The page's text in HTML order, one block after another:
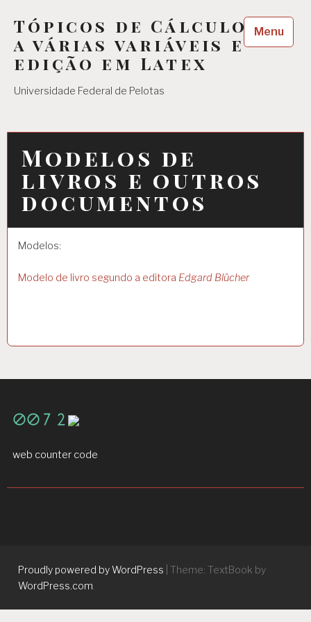
content
Tópicos de Cálculo
a várias variáveis e
edição em Latex
Universidade Federal de Pelotas
Menu
Modelos de
livros e outros
documentos
Modelos:
Modelo de livro segundo a editora Edgard Blücher
web counter code
Proudly powered by WordPress
Theme: TextBook by
WordPress.com